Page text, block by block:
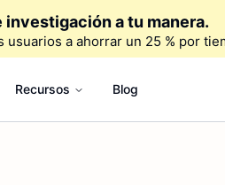
investigación a tu manera.
usuarios a ahorrar un 25 % por
Recursos Blog